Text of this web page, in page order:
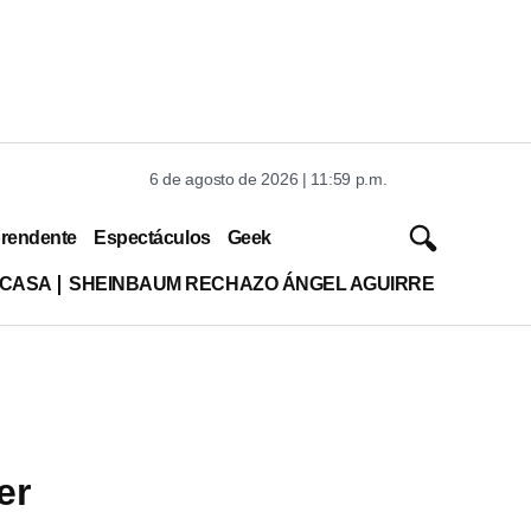
6 de agosto de 2026 | 11:59 p.m.
Espectáculos Geek
SHEINBAUM RECHAZO ÁNGEL AGUIRRE